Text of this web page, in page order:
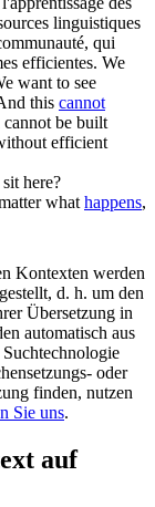
linguistiques
qui
efficientes. We
want to see
this cannot
be built
efficient
here?
whathappens,
Kontexten werden
d. h. um den
Übersetzung in
automatisch aus
oder
finden, nutzen
Sie uns.
auf